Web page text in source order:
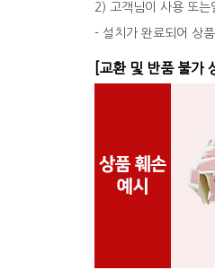
2) 고객님이 사용 또는
- 설치가 완료되어 상
[교환 및 반품 불가